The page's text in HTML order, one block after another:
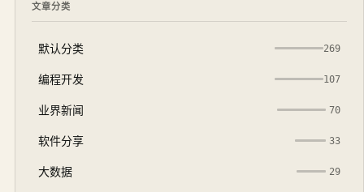
文章分类
默认分类 269
编程开发 107
业界新闻 70
软件分享 33
大数据 29